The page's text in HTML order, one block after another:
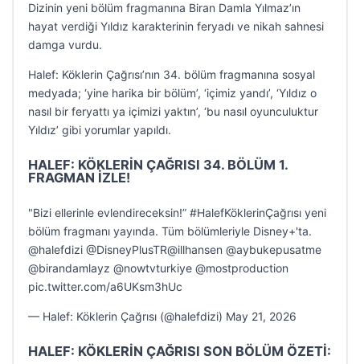
Dizinin yeni bölüm fragmanına Biran Damla Yılmaz’ın
hayat verdiği Yıldız karakterinin feryadı ve nikah sahnesi
damga vurdu.
Halef: Köklerin Çağrısı’nın 34. bölüm fragmanına sosyal
medyada; ‘yine harika bir bölüm’, ‘içimiz yandı’, ‘Yıldız o
nasıl bir feryattı ya içimizi yaktın’, ‘bu nasıl oyunculuktur
Yıldız’ gibi yorumlar yapıldı.
HALEF: KÖKLERİN ÇAĞRISI 34. BÖLÜM 1.
FRAGMAN İZLE!
"Bizi ellerinle evlendireceksin!” #HalefKöklerinÇağrısı yeni
bölüm fragmanı yayında. Tüm bölümleriyle Disney+'ta.
@halefdizi @DisneyPlusTR@illhansen @aybukepusatme
@birandamlayz @nowtvturkiye @mostproduction
pic.twitter.com/a6UKsm3hUc
— Halef: Köklerin Çağrısı (@halefdizi) May 21, 2026
HALEF: KÖKLERİN ÇAĞRISI SON BÖLÜM ÖZETİ: